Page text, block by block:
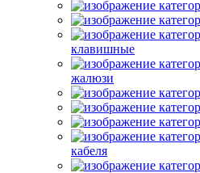
клавишные
жалюзи
кабеля